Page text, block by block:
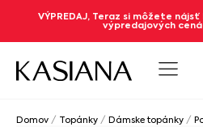
VÝPREDAJ, Teraz si môžete
výpredajových
Domov / Topánky / Dámske topánky /